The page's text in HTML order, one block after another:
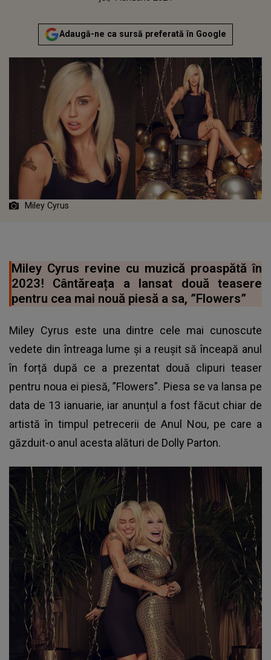
Adaugă-ne ca sursă preferată în Google
Miley Cyrus
Miley Cyrus revine cu muzică proaspătă în
2023! Cântăreața a lansat două teasere
pentru cea mai nouă piesă a sa, ”Flowers”
Miley Cyrus este una dintre cele mai cunoscute
vedete din întreaga lume și a reușit să înceapă anul
în forță după ce a prezentat două clipuri teaser
pentru noua ei piesă, ”Flowers”. Piesa se va lansa pe
data de 13 ianuarie, iar anunțul a fost făcut chiar de
artistă în timpul petrecerii de Anul Nou, pe care a
găzduit-o anul acesta alături de Dolly Parton.